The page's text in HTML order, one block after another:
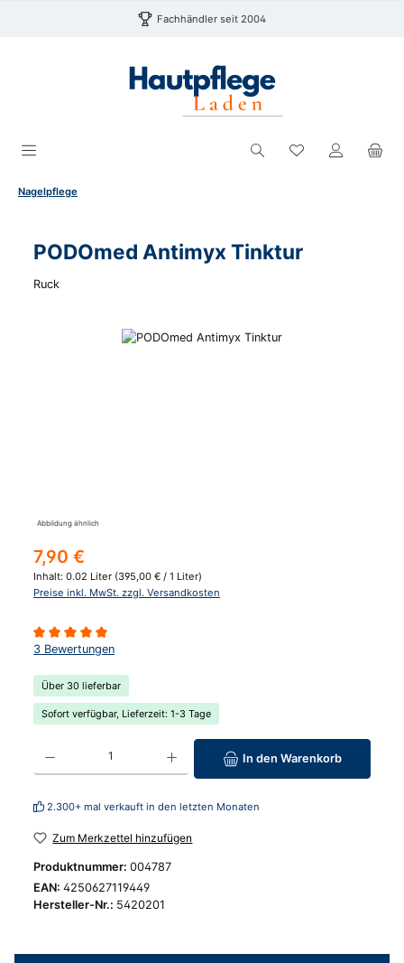
Zum Hauptinhalt springen Fachhändler seit 2004
Du hast 0
Nagelpflege
PODOmed Antimyx Tinktur
Ruck
Bildergalerie überspringen
Abbildung ähnlich
Regulärer Preis:
7,90 €
Inhalt: 0.02 Liter (395,00 € / 1 Liter)
Preise inkl. MwSt. zzgl. Versandkosten
Durchschnittliche Bewertung von 5 von 5 Sternen
3 Bewertungen
Über 30 lieferbar
Sofort verfügbar, Lieferzeit: 1-3 Tage
Produkt Anzahl: Gib den gewünschten Wert ein oder benutze die
In den Warenkorb
2.300+ mal verkauft in den letzten Monaten
Zum Merkzettel hinzufügen
Produktnummer: 004787
EAN: 4250627119449
Hersteller-Nr.: 5420201